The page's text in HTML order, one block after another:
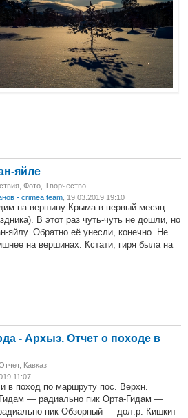
яйле
Фото Творчество
- crimea.team , 19.03.2019 19:10
на вершину Крыма в первый месяц
В этот раз чуть-чуть не дошли, но
яйлу. Обратно её унесли, конечно. Не
на вершинах. Кстати, гиря была на
- Архыз. Отчет о походе в
, Кавказ
11:07
в поход по маршруту пос. Верхн.
— радиально пик Орта-Гидам —
пик Обзорный — дол.р. Кишкит